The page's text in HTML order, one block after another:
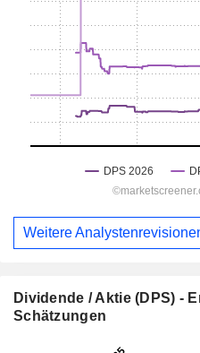
Weitere
Dividende / Aktie (DPS) -
Schätzungen